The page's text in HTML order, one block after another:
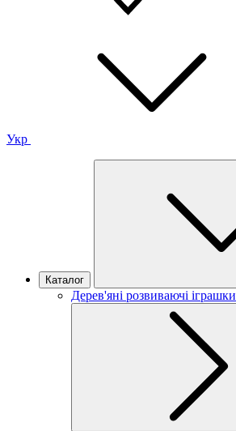
Укр
Каталог
Дерев'яні розвиваючі іграшки